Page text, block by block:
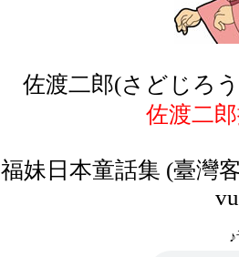
佐渡二郎(さどじろ
佐渡二
福妹日本童話集 (臺灣